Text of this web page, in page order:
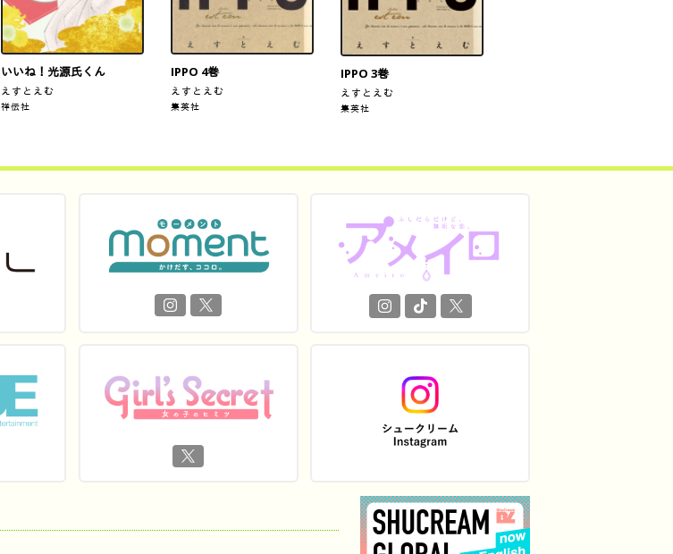
いいね！光源氏くん
えすとえむ
祥伝社
IPPO 4巻
えすとえむ
集英社
IPPO 3巻
えすとえむ
集英社